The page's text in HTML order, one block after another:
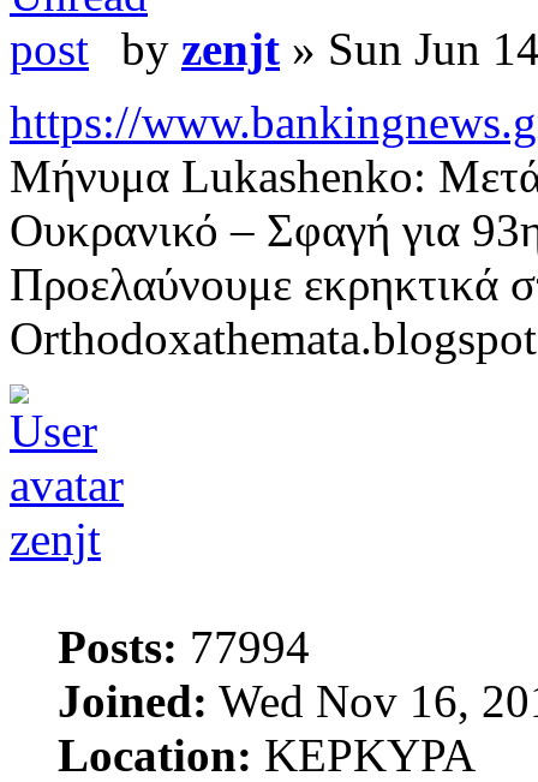
by zenjt » Sun Jun
https://
Μήνυμα Lukashenko: Μετά
Ουκρανικό – Σφαγή για
Προελαύνουμε εκρηκτικά
zenjt
Posts: 77994
Joined: Wed Nov 16,
Location: ΚΕΡΚΥΡΑ